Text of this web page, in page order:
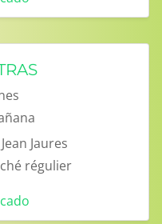
Jaures
régulier